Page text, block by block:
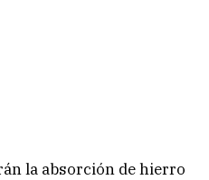
la absorción de hierro